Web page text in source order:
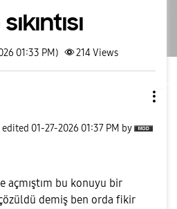
01:33 PM) 214Views
edited ‎01-27-2026 01:37 PM by
açmıştım bu konuyu bir
demiş ben orda fikir